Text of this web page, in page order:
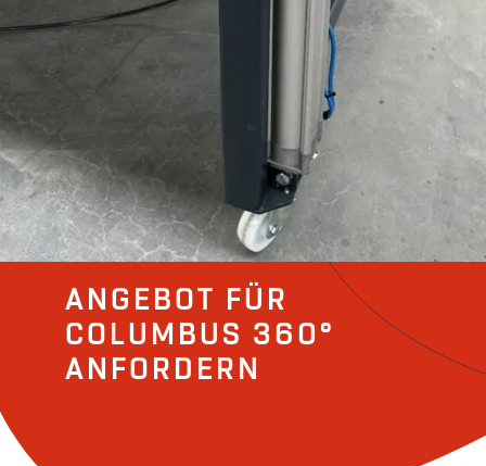
ANGEBOT FÜR
COLUMBUS 360°
ANFORDERN